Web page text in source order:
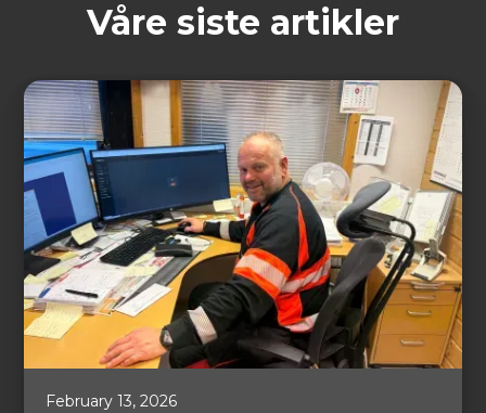
Våre siste artikler
February 13, 2026